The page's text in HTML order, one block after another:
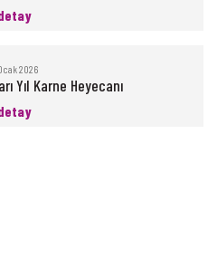
2026
Yıl Karne Heyecanı